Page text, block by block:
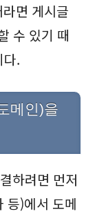
면 게시글
수 있기 때
.
메인)을
하려면 먼저
등)에서 도메